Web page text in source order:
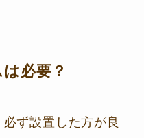
必要？
ず設置した方が良